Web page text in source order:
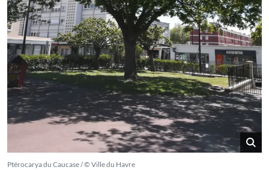
Ptérocarya du Caucase / © Ville du Havre